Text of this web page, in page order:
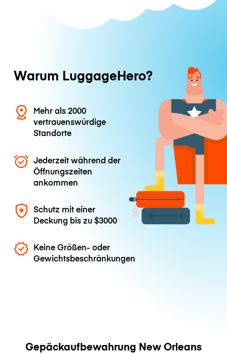
Warum LuggageHero?
Mehr als 2000
vertrauenswürdige
Standorte
Jederzeit während der
Öffnungszeiten
ankommen
Schutz mit einer
Deckung bis zu$3000
Keine Größen- oder
Gewichtsbeschränkungen
Gepäckaufbewahrung New Orleans